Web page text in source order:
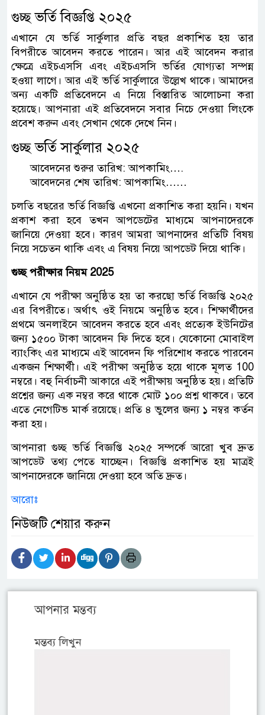
গুচ্ছ ভর্তি বিজ্ঞপ্তি ২০২৫
এখানে যে ভর্তি সার্কুলার প্রতি বছর প্রকাশিত হয় তার
বিপরীতে আবেদন করতে পারেন। আর এই আবেদন করার
ক্ষেত্রে এইচএসসি এবং এইচএসসি ভর্তির যোগ্যতা সম্পন্ন
হওয়া লাগে। আর এই ভর্তি সার্কুলারে উল্লেখ থাকে। আমাদের
অন্য একটি প্রতিবেদনে এ নিয়ে বিস্তারিত আলোচনা করা
হয়েছে। আপনারা এই প্রতিবেদনে সবার নিচে দেওয়া লিংকে
প্রবেশ করুন এবং সেখান থেকে দেখে নিন।
গুচ্ছ ভর্তি সার্কুলার ২০২৫
আবেদনের শুরুর তারিখ: আপকামিং….
আবেদনের শেষ তারিখ: আপকামিং……
চলতি বছরের ভর্তি বিজ্ঞপ্তি এখনো প্রকাশিত করা হয়নি। যখন
প্রকাশ করা হবে তখন আপডেটের মাধ্যমে আপনাদেরকে
জানিয়ে দেওয়া হবে। কারণ আমরা আপনাদের প্রতিটি বিষয়
নিয়ে সচেতন থাকি এবং এ বিষয় নিয়ে আপডেট দিয়ে থাকি।
গুচ্ছ পরীক্ষার নিয়ম 2025
এখানে যে পরীক্ষা অনুষ্ঠিত হয় তা করছো ভর্তি বিজ্ঞপ্তি ২০২৫
এর বিপরীতে। অর্থাৎ ওই নিয়মে অনুষ্ঠিত হবে। শিক্ষার্থীদের
প্রথমে অনলাইনে আবেদন করতে হবে এবং প্রত্যেক ইউনিটের
জন্য ১৫০০ টাকা আবেদন ফি দিতে হবে। যেকোনো মোবাইল
ব্যাংকিং এর মাধ্যমে এই আবেদন ফি পরিশোধ করতে পারবেন
একজন শিক্ষার্থী। এই পরীক্ষা অনুষ্ঠিত হয়ে থাকে মূলত 100
নম্বরে। বহু নির্বাচনী আকারে এই পরীক্ষায় অনুষ্ঠিত হয়। প্রতিটি
প্রশ্নের জন্য এক নম্বর করে থাকে মোট ১০০ প্রশ্ন থাকবে। তবে
এতে নেগেটিভ মার্ক রয়েছে। প্রতি ৪ ভুলের জন্য ১ নম্বর কর্তন
করা হয়।
আপনারা গুচ্ছ ভর্তি বিজ্ঞপ্তি ২০২৫ সম্পর্কে আরো খুব দ্রুত
আপডেট তথ্য পেতে যাচ্ছেন। বিজ্ঞপ্তি প্রকাশিত হয় মাত্রই
আপনাদেরকে জানিয়ে দেওয়া হবে অতি দ্রুত।
আরোঃ
নিউজটি শেয়ার করুন
আপনার মন্তব্য
মন্তব্য লিখুন